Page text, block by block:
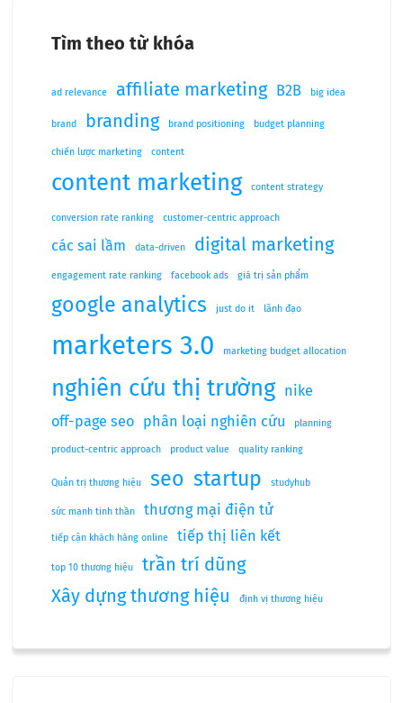
Tìm theo từ khóa
ad relevance affiliate marketing B2B big idea
brand branding brand positioning budget planning
chiến lược marketing content
content marketing content strategy
conversion rate ranking customer-centric approach
các sai lầm data-driven digital marketing
engagement rate ranking facebook ads giá trị sản phẩm
google analytics just do it lãnh đạo
marketers 3.0 marketing budget allocation
nghiên cứu thị trường
nike
off-page seo
phân loại nghiên cứu planning
product-centric approach product value quality ranking
Quản trị thương hiệu seo startup studyhub
sức mạnh tinh thần thương mại điện tử
tiếp cận khách hàng online tiếp thị liên kết
top 10 thương hiệu
trần trí dũng
Xây dựng thương hiệu
định vị thương hiệu